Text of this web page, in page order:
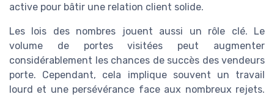
active pour bâtir une relation client solide.
Les lois des nombres jouent aussi un rôle clé. Le
volume de portes visitées peut augmenter
considérablement les chances de succès des vendeurs
porte. Cependant, cela implique souvent un travail
lourd et une persévérance face aux nombreux rejets.